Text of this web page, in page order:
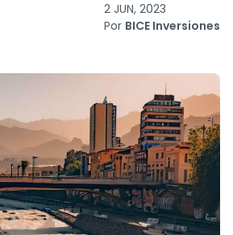
2 JUN, 2023
Por BICE Inversiones